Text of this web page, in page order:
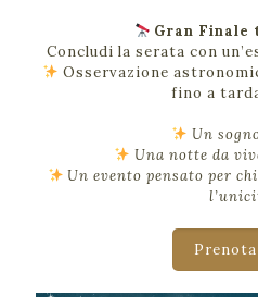
Gran Finale
Concludi la serata con
Osservazione
fino a
Un
Una notte da
Un evento pensato per